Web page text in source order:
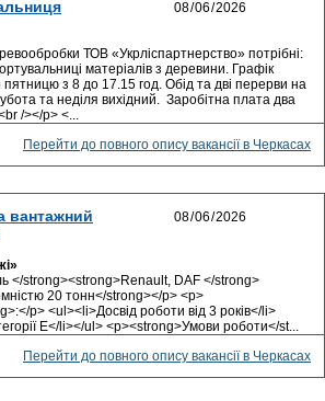
ТОВ «Укрліспартнерство» потрібні:
матеріалів з деревини. Графік
з 8 до 17.15 год. Обід та дві перерви на
та неділя вихідний. Заробітна плата два
/></p> <...
Перейти до повного опису вакансії в Черкасах
вантажний
</strong><strong>Renault, DAF </strong>
20 тонн</strong></p> <p>
p> <ul><li>Досвід роботи від 3 років</li>
Е</li></ul> <p><strong>Умови роботи</st...
Перейти до повного опису вакансії в Черкасах